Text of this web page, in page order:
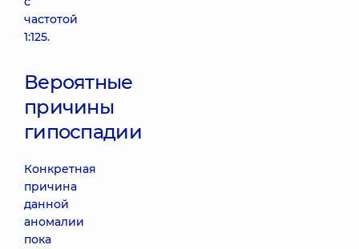
частотой
1:125.
Вероятные
причины
гипоспадии
Конкретная
причина
данной
аномалии
пока